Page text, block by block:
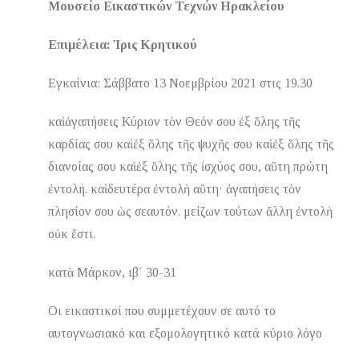
Μουσείο Εικαστικών Τεχνών Ηρακλείου
Επιμέλεια: Ίρις Κρητικού
Εγκαίνια: Σάββατο 13 Νοεμβρίου 2021 στις 19.30
καὶ ἀγαπήσεις Κύριον τὸν Θεόν σου ἐξ ὅλης τῆς
καρδίας σου καὶ ἐξ ὅλης τῆς ψυχῆς σου καὶ ἐξ ὅλης τῆς
διανοίας σου καὶ ἐξ ὅλης τῆς ἰσχύος σου, αὕτη πρώτη
ἐντολή. καὶ δευτέρα ἐντολὴ αὕτη· ἀγαπήσεις τὸν
πλησίον σου ὡς σεαυτόν. μείζων τούτων ἄλλη ἐντολὴ
οὐκ ἔστι.
κατὰ Μάρκον, ιβ´ 30-31
Οι εικαστικοί που συμμετέχουν σε αυτό το
αυτογνωσιακό και εξομολογητικό κατά κύριο λόγο